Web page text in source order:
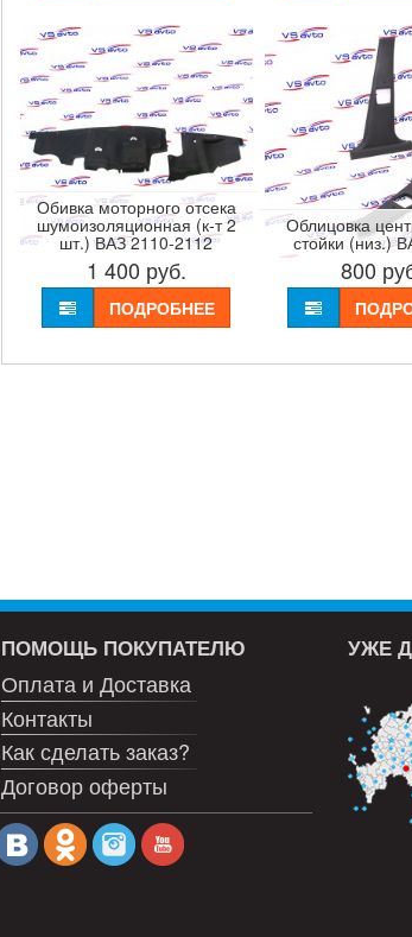
Обивка моторного отсека
шумоизоляционная (к-т 2
шт.) ВАЗ 2110-2112
1 400 руб.
ПОДРОБНЕЕ
Облицовка
стойки (низ.)
800
ПОМОЩЬ ПОКУПАТЕЛЮ
Оплата и Доставка
Контакты
Как сделать заказ?
Договор оферты
УЖЕ